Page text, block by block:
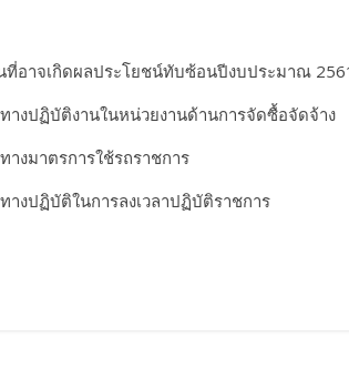
ที่อาจเกิดผลประโยชน์ทับซ้อนปีงบประมาณ
างปฏิบัติงานในหน่วยงานด้านการจัดซื้อจัดจ้าง
งมาตรการใช้รถราชการ
งปฏิบัติในการลงเวลาปฏิบัติราชการ